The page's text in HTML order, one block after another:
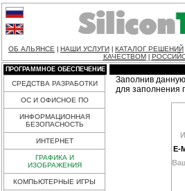
ОБ АЛЬЯНСЕ НАШИ УСЛУГИ КАТАЛОГ РЕШЕНИЙ
КАЧЕСТВОМ
ПРОГРАММНОЕ ОБЕСПЕЧЕНИЕ
СРЕДСТВА РАЗРАБОТКИ
ОС И ОФИСНОЕ ПО
ИНФОРМАЦИОННАЯ
БЕЗОПАСНОСТЬ
ИНТЕРНЕТ
ГРАФИКА И
ИЗОБРАЖЕНИЯ
КОМПЬЮТЕРНЫЕ ИГРЫ
Заполнив
для заполнения
E-